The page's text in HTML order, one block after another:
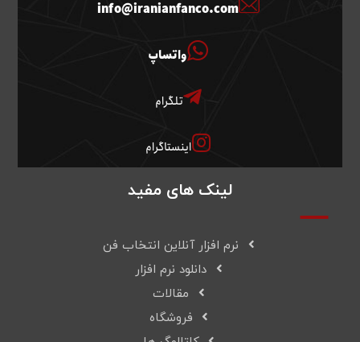
info@iranianfanco.com
واتساپ
تلگرام
اینستاگرام
لینک های مفید
نرم افزار آنلاین انتخاب فن
دانلود نرم افزار
مقالات
فروشگاه